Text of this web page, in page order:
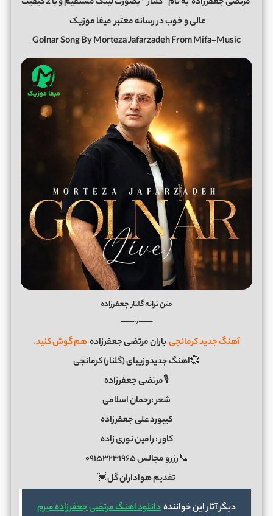
عالی و خوب در رسانه معتبرمیفا موزیک
Golnar Song By Morteza Jafarzadeh From Mifa-Music
متن ترانه گلنار جعفرزاده
──♭──
آهنگ جدید کرمانجیباران مرتضی جعفرزادههم گوش کنید.
💞اهنگ جدیدوزیبای (گلنار) کرمانجی
🎙مرتضی جعفرزاده
شعر :رحمان اسلامی
کیبورد علی جعفرزاده
کاور : رامین نوری زاده
📞رزرو مجالس ۰۹۱۵۳۲۳۱۹۶۵
تقدیم هواداران گل💓
دیگر آثار این خوانندهدانلود اهنگ مرتضی جعفرزاده میرم